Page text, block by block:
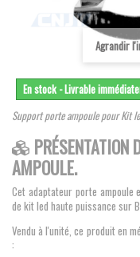
Agrandir
En stock - Livrable
Support porte ampoule pour Kit
PRÉSENTATION
AMPOULE.
Cet adaptateur porte ampoule
de kit led haute puissance sur
Vendu à l'unité, ce produit en
: